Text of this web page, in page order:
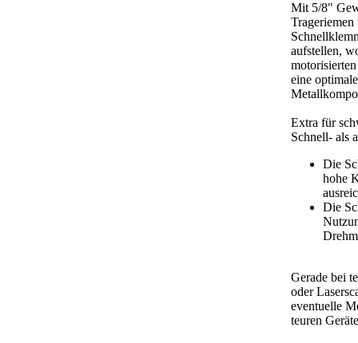
Mit 5/8"
aufstellen,
eine
Extra für
Schnell- als
Die
hohe
Die
Gerade bei
oder
eventuelle
teuren